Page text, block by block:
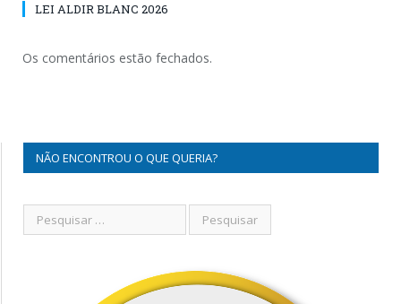
LEI ALDIR BLANC 2026
Os comentários estão fechados.
NÃO ENCONTROU O QUE QUERIA?